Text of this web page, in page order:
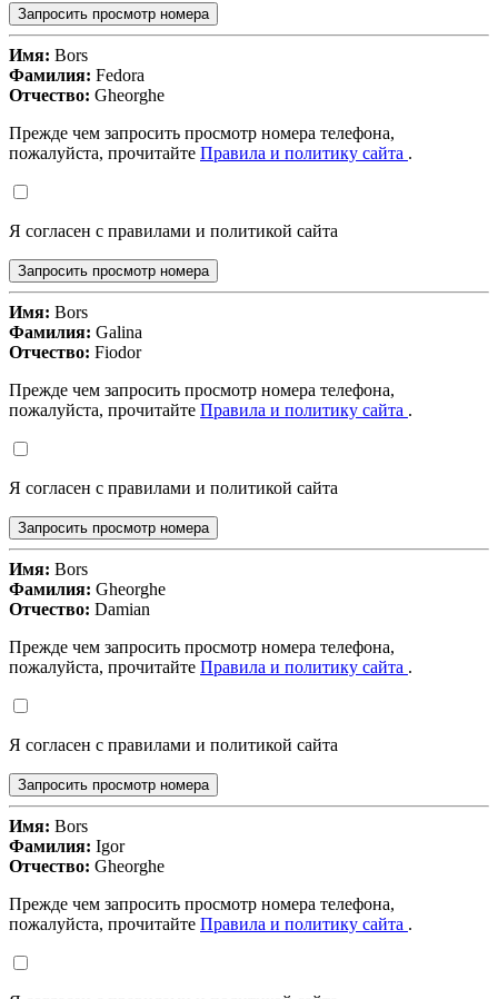
Запросить просмотр номера
Имя: Bors
Фамилия: Fedora
Отчество: Gheorghe
Прежде чем запросить просмотр номера телефона,
пожалуйста, прочитайте Правила и политику сайта .
Я согласен с правилами и политикой сайта
Запросить просмотр номера
Имя: Bors
Фамилия: Galina
Отчество: Fiodor
Прежде чем запросить просмотр номера телефона,
пожалуйста, прочитайте Правила и политику сайта .
Я согласен с правилами и политикой сайта
Запросить просмотр номера
Имя: Bors
Фамилия: Gheorghe
Отчество: Damian
Прежде чем запросить просмотр номера телефона,
пожалуйста, прочитайте Правила и политику сайта .
Я согласен с правилами и политикой сайта
Запросить просмотр номера
Имя: Bors
Фамилия: Igor
Отчество: Gheorghe
Прежде чем запросить просмотр номера телефона,
пожалуйста, прочитайте Правила и политику сайта .